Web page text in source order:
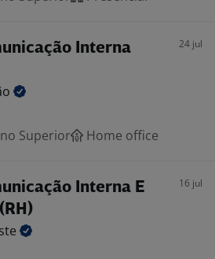
Interna
24 jul
Superior Home office
Interna E
16 jul